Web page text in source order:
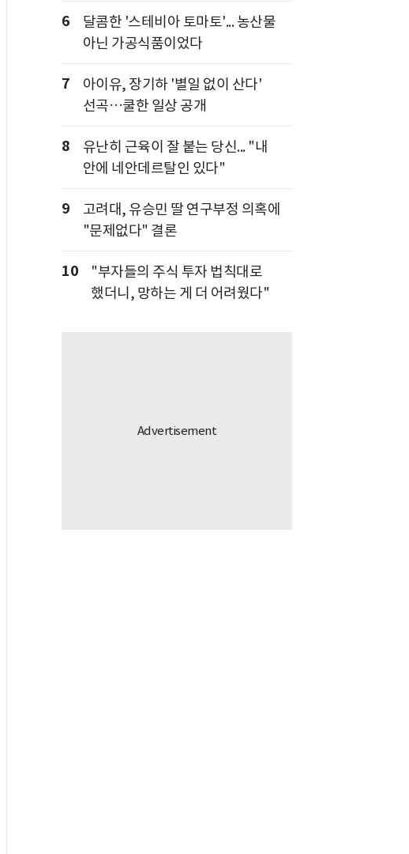
6
달콤한 '스테비아 토마토'... 농산물
아닌 가공식품이었다
7
아이유, 장기하 '별일 없이 산다'
선곡…쿨한 일상 공개
8
유난히 근육이 잘 붙는 당신... "내
안에 네안데르탈인 있다"
9
고려대, 유승민 딸 연구부정 의혹에
"문제없다" 결론
10
"부자들의 주식 투자 법칙대로
했더니, 망하는 게 더 어려웠다"